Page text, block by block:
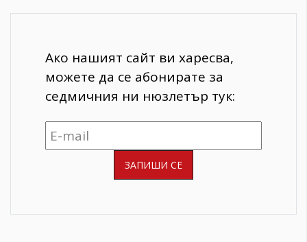
Ако нашият сайт ви харесва,
можете да се абонирате за
седмичния ни нюзлетър тук: